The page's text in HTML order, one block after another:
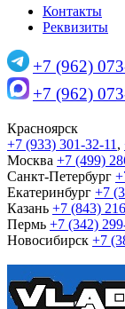
Контакты
Реквизиты
+7 (962)
+7 (962)
Красноярск
+7 (933) 301-32-11 ,
Москва +7 (499)
Санкт-Петербург
Екатеринбург +7
Казань +7 (843)
Пермь +7 (342)
Новосибирск +7